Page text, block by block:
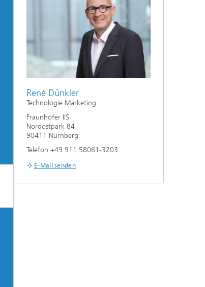
René Dünkler
Technologie Marketing
Fraunhofer IIS
Nordostpark 84
90411 Nürnberg
Telefon +49 911 58061-3203
E-Mail senden